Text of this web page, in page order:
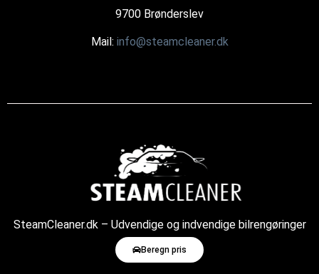
9700 Brønderslev
Mail: info@steamcleaner.dk
Beregn pris
SteamCleaner.dk – Udvendige og indvendige bilrengøringer
med damp